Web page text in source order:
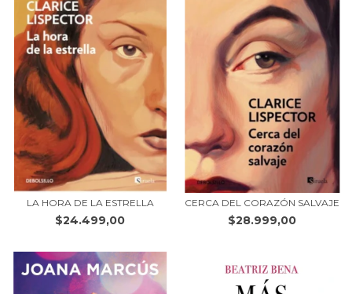
LA HORA DE LA ESTRELLA
$24.499,00
CERCA DEL CORAZÓN SALVAJE
$28.999,00